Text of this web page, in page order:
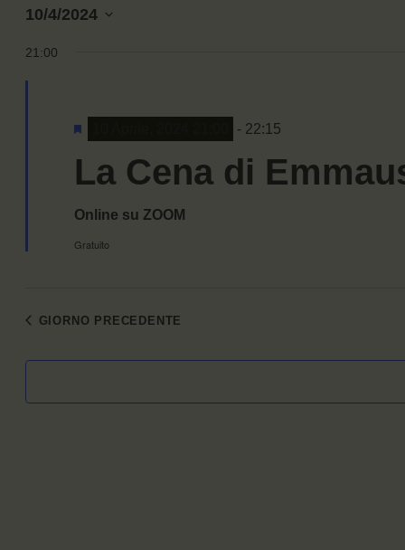
10/4/2024
la
data.
21:00
- 22:15
La Cena di
Online su ZOOM
Gratuito
GIORNO PRECEDENTE